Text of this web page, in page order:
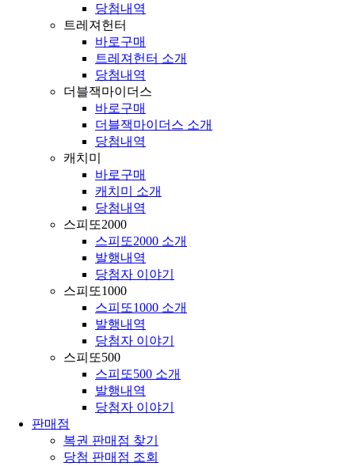
당첨내역
트레져헌터
바로구매
트레져헌터 소개
당첨내역
더블잭마이더스
바로구매
더블잭마이더스 소개
당첨내역
캐치미
바로구매
캐치미 소개
당첨내역
스피또2000
스피또2000 소개
발행내역
당첨자 이야기
스피또1000
스피또1000 소개
발행내역
당첨자 이야기
스피또500
스피또500 소개
발행내역
당첨자 이야기
판매점
복권 판매점 찾기
당첨 판매점 조회